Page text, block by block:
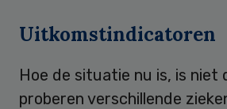
Uitkomstindicatoren
Hoe de situatie nu is, is niet
proberen verschillende